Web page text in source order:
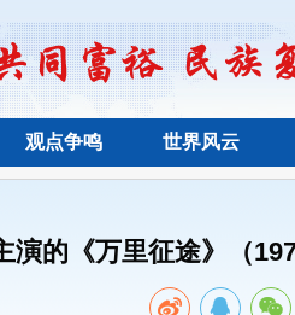
观点争鸣 世界风云
演的《万里征途》（